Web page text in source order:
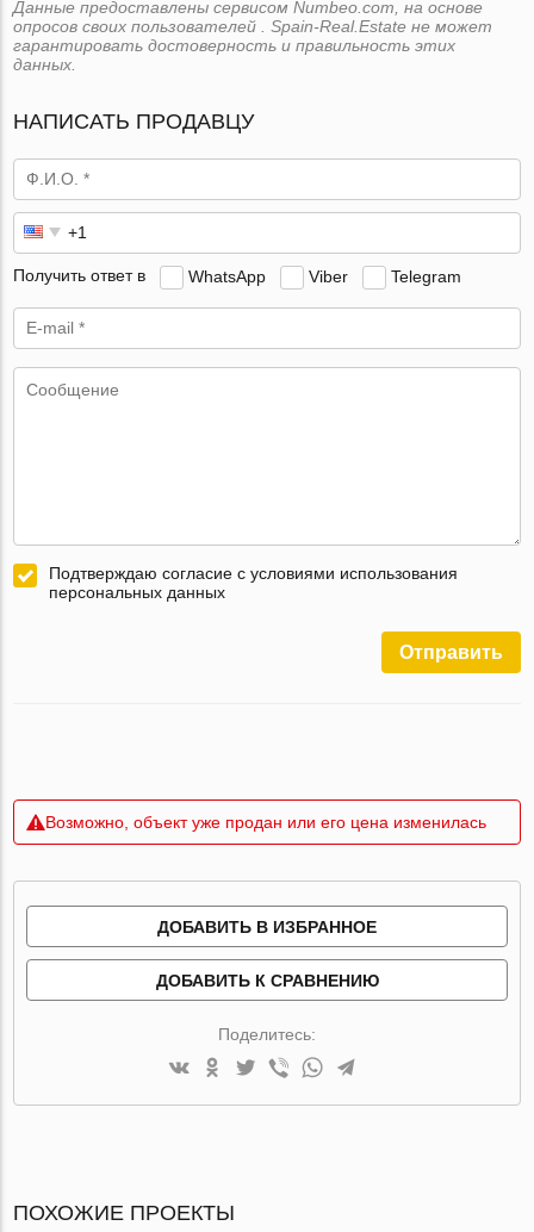
Данные предоставлены сервисом Numbeo.com, на основе
опросов своих пользователей . Spain-Real.Estate не может
гарантировать достоверность и правильность этих
данных.
НАПИСАТЬ ПРОДАВЦУ
Получить ответ в WhatsApp Viber Telegram
Подтверждаю согласие с условиями использования
персональных данных
Отправить
Возможно, объект уже продан или его цена изменилась
ДОБАВИТЬ В ИЗБРАННОЕ
ДОБАВИТЬ К СРАВНЕНИЮ
Поделитесь:
ПОХОЖИЕ ПРОЕКТЫ